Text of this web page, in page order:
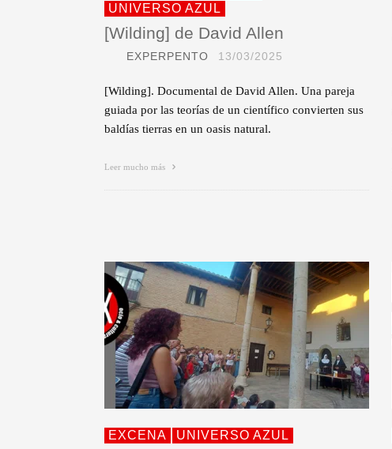
UNIVERSO AZUL
[Wilding] de David Allen
EXPERPENTO 13/03/2025
[Wilding]. Documental de David Allen. Una pareja
guiada por las teorías de un científico convierten sus
baldías tierras en un oasis natural.
Leer mucho más
EXCENA UNIVERSO AZUL